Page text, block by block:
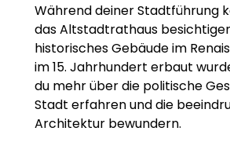
Während deiner Stadtführung
das Altstadtrathaus
historisches Gebäude im
im 15. Jahrhundert erbaut
du mehr über die politische
Stadt erfahren und die
Architektur bewundern.